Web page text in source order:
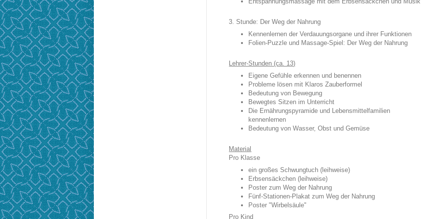
3. Stunde: Der Weg der Nahrung
Kennenlernen der Verdauungsorgane und ihrer Funktionen
Folien-Puzzle und Massage-Spiel: Der Weg der Nahrung
Lehrer-Stunden (ca. 13)
Eigene Gefühle erkennen und benennen
Probleme lösen mit Klaros Zauberformel
Bedeutung von Bewegung
Bewegtes Sitzen im Unterricht
Die Ernährungspyramide und Lebensmittelfamilien
kennenlernen
Bedeutung von Wasser, Obst und Gemüse
Material
Pro Klasse
ein großes Schwungtuch (leihweise)
Erbsensäckchen (leihweise)
Poster zum Weg der Nahrung
Fünf-Stationen-Plakat zum Weg der Nahrung
Poster "Wirbelsäule"
Pro Kind